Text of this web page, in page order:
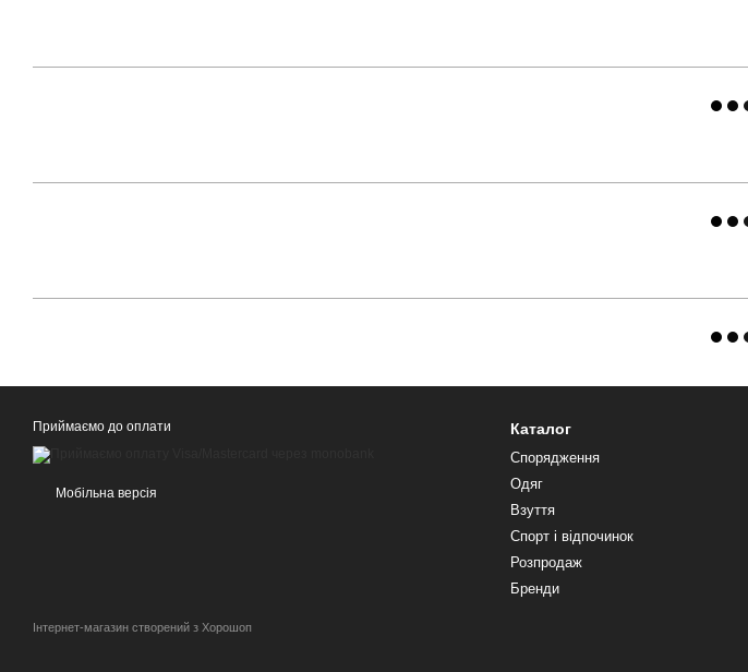
Приймаємо до оплати
Мобільна версія
Інтернет-магазин створений з Хорошоп
Каталог
Спорядження
Одяг
Взуття
Спорт і відпочинок
Розпродаж
Бренди